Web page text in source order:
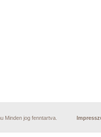
Minden jog fenntartva.